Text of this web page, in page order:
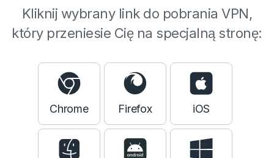
Kliknij wybrany link do pobrania VPN,
który przeniesie Cię na specjalną stronę:
Chrome Firefox iOS